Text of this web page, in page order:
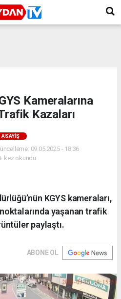
Kameralarına
Kazaları
ASAYIŞ
09.05.2025 - 18:36
kez okundu.
KGYS kameraları,
yaşanan trafik
paylaştı.
ABONE OL